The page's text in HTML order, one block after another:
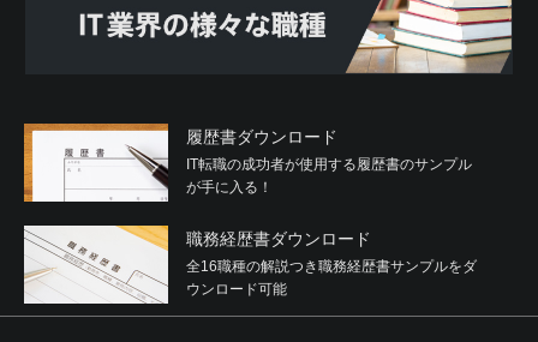
履歴書ダウンロード
IT転職の成功者が使用する履歴書のサンプル
が手に入る！
職務経歴書ダウンロード
全16職種の解説つき職務経歴書サンプルをダ
ウンロード可能